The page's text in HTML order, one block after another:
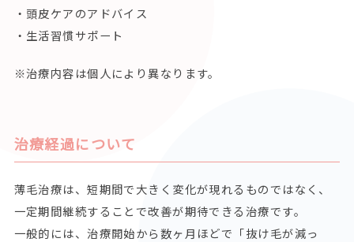
・頭皮ケアのアドバイス
・生活習慣サポート
※治療内容は個人により異なります。
治療経過について
薄毛治療は、短期間で大きく変化が現れるものではなく、
一定期間継続することで改善が期待できる治療です。
一般的には、治療開始から数ヶ月ほどで「抜け毛が減っ